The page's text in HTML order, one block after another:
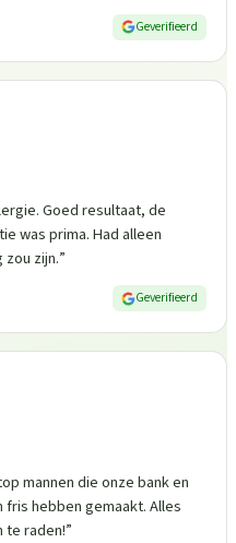
Geverifieerd
Goed resultaat, de
was prima. Had alleen
zijn.”
Geverifieerd
mannen die onze bank en
hebben gemaakt. Alles
te raden!”